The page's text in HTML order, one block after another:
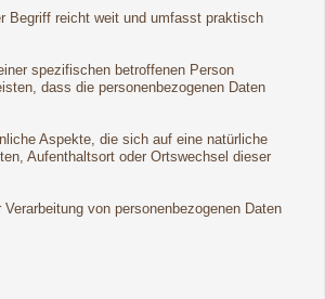
Begriff reicht weit und umfasst praktisch
spezifischen betroffenen Person
dass die personenbezogenen Daten
Aspekte, die sich auf eine natürliche
Aufenthaltsort oder Ortswechsel dieser
von personenbezogenen Daten